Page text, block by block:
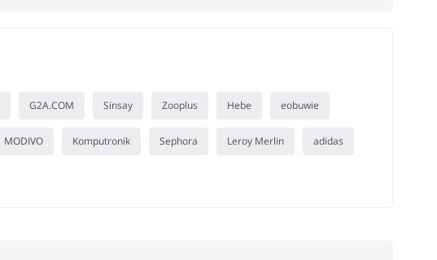
G2A.COM Sinsay Zooplus Hebe eobuwie
MODIVO Komputronik Sephora Leroy Merlin adidas